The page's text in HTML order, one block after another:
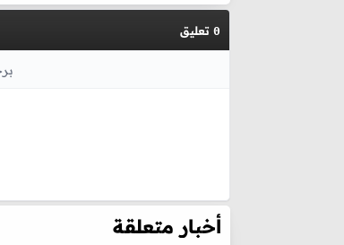
0 تعليق
أخبار متعلقة